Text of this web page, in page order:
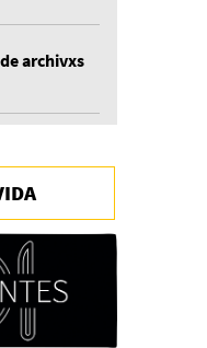
archivxs
Y